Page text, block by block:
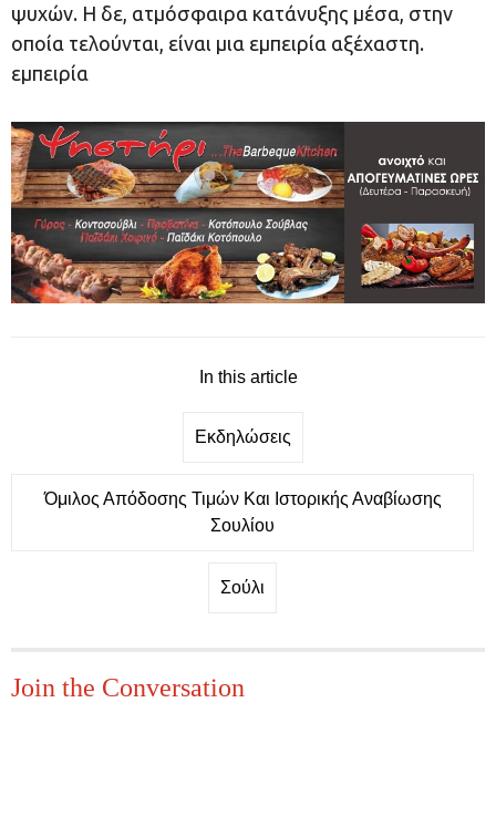
ψυχών. Η δε, ατμόσφαιρα κατάνυξης μέσα, στην
οποία τελούνται, είναι μια εμπειρία αξέχαστη.
εμπειρία
In this article
Εκδηλώσεις
Όμιλος Απόδοσης Τιμών Και Ιστορικής Αναβίωσης
Σουλίου
Σούλι
Join the Conversation